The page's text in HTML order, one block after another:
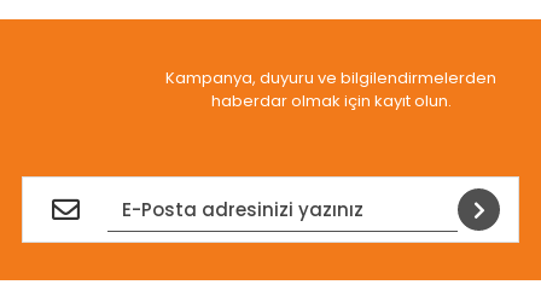
Kampanya, duyuru ve bilgilendirmelerden
haberdar olmak için kayıt olun.